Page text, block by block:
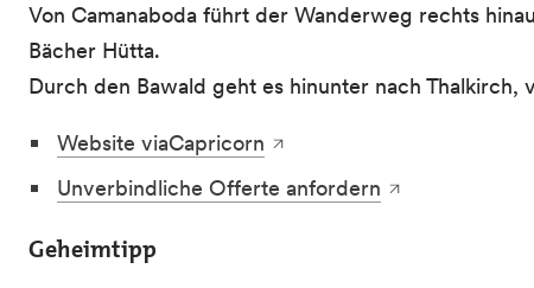
Von Camanaboda führt der Wanderweg rechts
Bächer Hütta.
Durch den Bawald geht es hinunter nach Thalkirch,
Website viaCapricorn
Unverbindliche Offerte anfordern
Geheimtipp